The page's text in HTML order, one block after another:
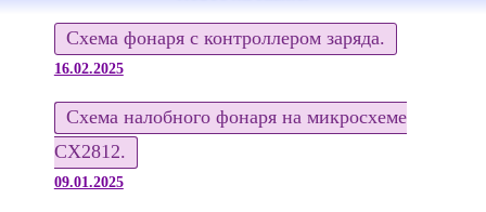
Схема фонаря с контроллером заряда.
16.02.2025
Схема налобного фонаря на микросхеме
CX2812.
09.01.2025